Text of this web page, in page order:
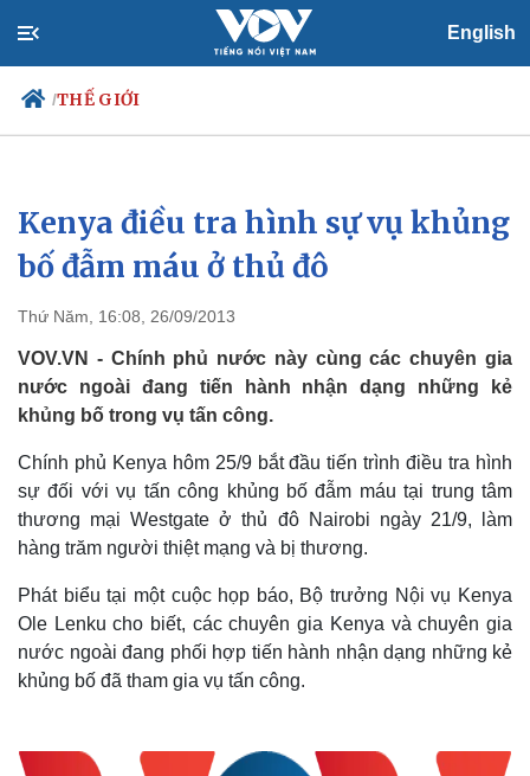
English
/THẾ GIỚI
Chính trị
Đảng
Tổ chức nhân sự
Nhận diện sự thật
Xã hội
Tin 24h
Dự báo thời tiết
Việc làm
Biển đảo
Kenya điều tra hình sự vụ khủng
bố đẫm máu ở thủ đô
Thứ Năm, 16:08, 26/09/2013
VOV.VN - Chính phủ nước này cùng các chuyên gia
nước ngoài đang tiến hành nhận dạng những kẻ
khủng bố trong vụ tấn công.
Chính phủ Kenya hôm 25/9 bắt đầu tiến trình điều tra hình
sự đối với vụ tấn công khủng bố đẫm máu tại trung tâm
thương mại Westgate ở thủ đô Nairobi ngày 21/9, làm
hàng trăm người thiệt mạng và bị thương.
Phát biểu tại một cuộc họp báo, Bộ trưởng Nội vụ Kenya
Ole Lenku cho biết, các chuyên gia Kenya và chuyên gia
nước ngoài đang phối hợp tiến hành nhận dạng những kẻ
khủng bố đã tham gia vụ tấn công.